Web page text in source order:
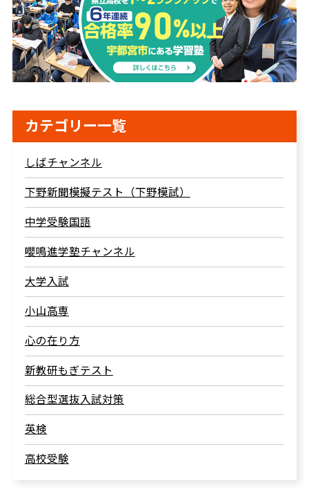
カテゴリー一覧
しばチャンネル
下野新聞模擬テスト（下野模試）
中学受験国語
嚶鳴進学塾チャンネル
大学入試
小山高専
心の在り方
新教研もぎテスト
総合型選抜入試対策
英検
高校受験